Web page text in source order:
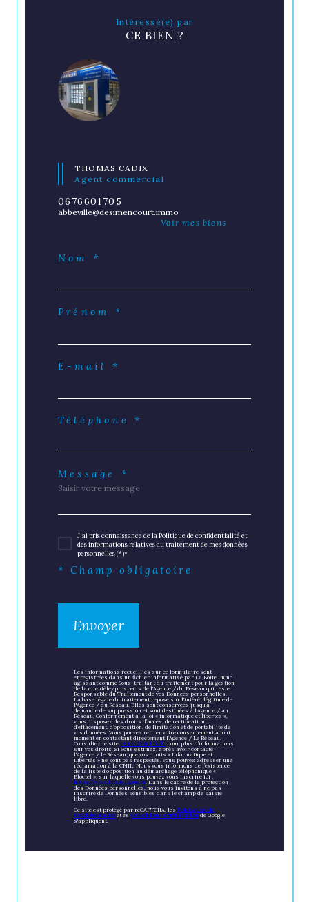
Intéressé(e) par
CE BIEN ?
THOMAS CADIX
Agent commercial
0676601705
abbeville@desimencourt.immo
Voir mes biens
Nom *
Prénom *
E-mail *
Téléphone *
Message *
J'ai pris connaissance de la Politique de confidentialité et
des informations relatives au traitement de mes données
personnelles (*)*
* Champ obligatoire
Envoyer
Les informations recueillies sur ce formulaire sont
enregistrées dans un fichier informatisé par La Boite Immo
agissant comme Sous-traitant du traitement pour la gestion
de la clientèle/prospects de l'Agence / du Réseau qui reste
Responsable du Traitement de vos Données personnelles.
La base légale du traitement repose sur l'intérêt légitime de
l'Agence / du Réseau. Elles sont conservées jusqu'à
demande de suppression et sont destinées à l'Agence / au
Réseau. Conformément à la loi « informatique et libertés »,
vous disposez des droits d’accès, de rectification,
d’effacement, d’opposition, de limitation et de portabilité de
vos données. Vous pouvez retirer votre consentement à tout
moment en contactant directement l’Agence / Le Réseau.
Consultez le site https://cnil.fr/fr pour plus d’informations
sur vos droits. Si vous estimez, après avoir contacté
l'Agence / le Réseau, que vos droits « Informatique et
Libertés » ne sont pas respectés, vous pouvez adresser une
réclamation à la CNIL. Nous vous informons de l’existence
de la liste d'opposition au démarchage téléphonique «
Bloctel », sur laquelle vous pouvez vous inscrire ici :
https://www.bloctel.gouv.fr. Dans le cadre de la protection
des Données personnelles, nous vous invitons à ne pas
inscrire de Données sensibles dans le champ de saisie
libre.
Ce site est protégé par reCAPTCHA, lesPolitiques de
Confidentialité et es Conditions d'utilisationde Google
s'appliquent.